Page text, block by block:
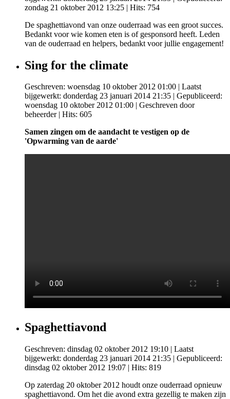
zondag 21 oktober 2012 13:25 | Hits: 754
De spaghettiavond van onze ouderraad was een groot succes.
Bedankt voor wie komen eten is of gesponsord heeft. Leden
van de ouderraad en helpers, bedankt voor jullie engagement!
Sing for the climate
Geschreven: woensdag 10 oktober 2012 01:00
Laatst
bijgewerkt: donderdag 23 januari 2014 21:35
Gepubliceerd:
woensdag 10 oktober 2012 01:00
Geschreven door
beheerder| Hits: 605
Samen zingen om de aandacht te vestigen op de
'Opwarming van de aarde'
Spaghettiavond
Geschreven: dinsdag 02 oktober 2012 19:10 | Laatst
bijgewerkt: donderdag 23 januari 2014 21:35 | Gepubliceerd:
dinsdag 02 oktober 2012 19:07 | Hits: 819
Op zaterdag 20 oktober 2012 houdt onze ouderraad opnieuw
spaghettiavond. Om het die avond extra gezellig te maken zijn